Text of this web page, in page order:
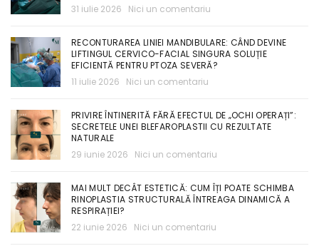
31 iulie 2026
Nici un comentariu
RECONTURAREA LINIEI MANDIBULARE: CÂND DEVINE
LIFTINGUL CERVICO-FACIAL SINGURA SOLUȚIE
EFICIENTĂ PENTRU PTOZA SEVERĂ?
11 iulie 2026
Nici un comentariu
PRIVIRE ÎNTINERITĂ FĂRĂ EFECTUL DE „OCHI OPERAȚI”:
SECRETELE UNEI BLEFAROPLASTII CU REZULTATE
NATURALE
29 iunie 2026
Nici un comentariu
MAI MULT DECÂT ESTETICĂ: CUM ÎȚI POATE SCHIMBA
RINOPLASTIA STRUCTURALĂ ÎNTREAGA DINAMICĂ A
RESPIRAȚIEI?
22 iunie 2026
Nici un comentariu